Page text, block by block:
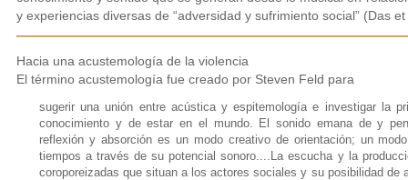
y experiencias diversas de “adversidad y sufrimiento social” (Das
Hacia una acustemología de la violencia
El término acustemología fue creado por Steven Feld para
sugerir una unión entre acústica y espitemología e investigar la
conocimiento y de estar en el mundo. El sonido emana de y
reflexión y absorción es un modo creativo de orientación; un
tiempos a través de su potencial sonoro....La escucha y la
coroporeizadas que situan a los actores sociales y su posibilidad de